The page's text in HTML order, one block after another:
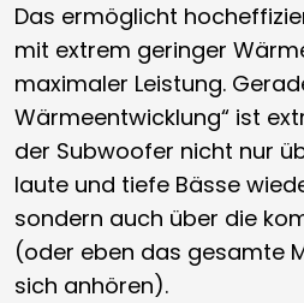
Das ermöglicht
mit extrem geringer
maximaler Leistung.
Wärmeentwicklung“ ist
der Subwoofer nicht nur
laute und tiefe Bässe
sondern auch über die
(oder eben das gesamte
sich anhören).